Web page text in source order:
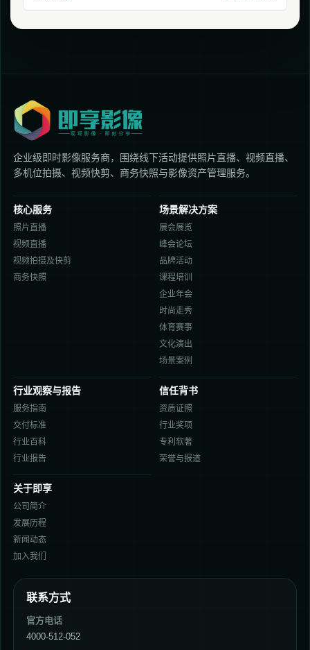
企业级即时影像服务商，围绕线下活动提供照片直播、视频直播、
多机位拍摄、视频快剪、商务快照与影像资产管理服务。
核心服务
照片直播
视频直播
视频拍摄及快剪
商务快照
场景解决方案
展会展览
峰会论坛
品牌活动
课程培训
企业年会
时尚走秀
体育赛事
文化演出
场景案例
行业观察与报告
服务指南
交付标准
行业百科
行业报告
信任背书
资质证照
行业奖项
专利软著
荣誉与报道
关于即享
公司简介
发展历程
新闻动态
加入我们
联系方式
官方电话
4000-512-052